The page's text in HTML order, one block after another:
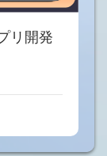
リ開発